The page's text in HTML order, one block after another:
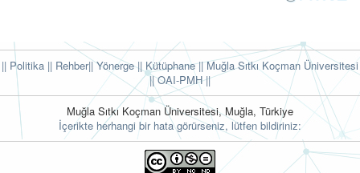
|| Politika || Rehber|| Yönerge|| Kütüphane|| Muğla Sıtkı Koçman Üniversitesi
||OAI-PMH ||
Muğla Sıtkı Koçman Üniversitesi, Muğla, Türkiye
İçerikte herhangi bir hata görürseniz, lütfen bildiriniz: